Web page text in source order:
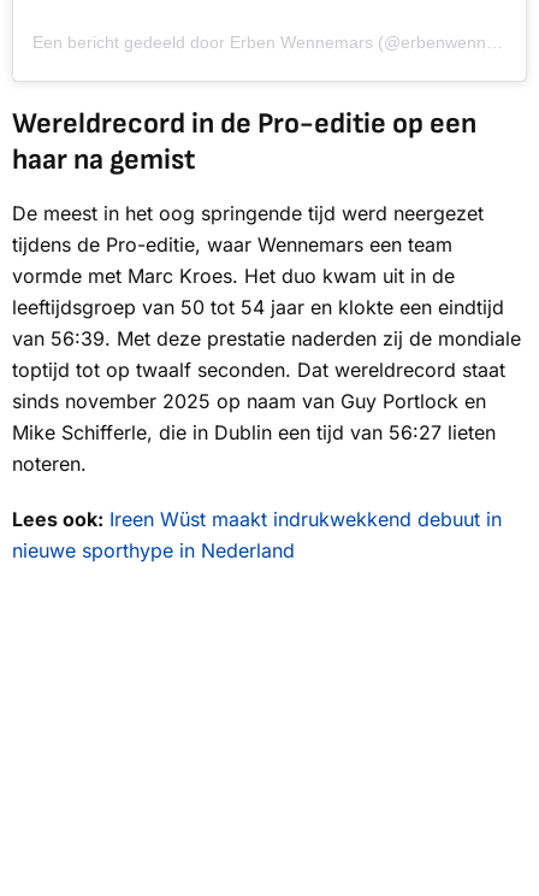
Wereldrecord in de Pro-editie op een
haar na gemist
De meest in het oog springende tijd werd neergezet
tijdens de Pro-editie, waar Wennemars een team
vormde met Marc Kroes. Het duo kwam uit in de
leeftijdsgroep van 50 tot 54 jaar en klokte een eindtijd
van 56:39. Met deze prestatie naderden zij de mondiale
toptijd tot op twaalf seconden. Dat wereldrecord staat
sinds november 2025 op naam van Guy Portlock en
Mike Schifferle, die in Dublin een tijd van 56:27 lieten
noteren.
Lees ook: Ireen Wüst maakt indrukwekkend debuut in
nieuwe sporthype in Nederland